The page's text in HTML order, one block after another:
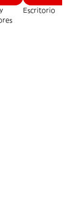
Escritorio